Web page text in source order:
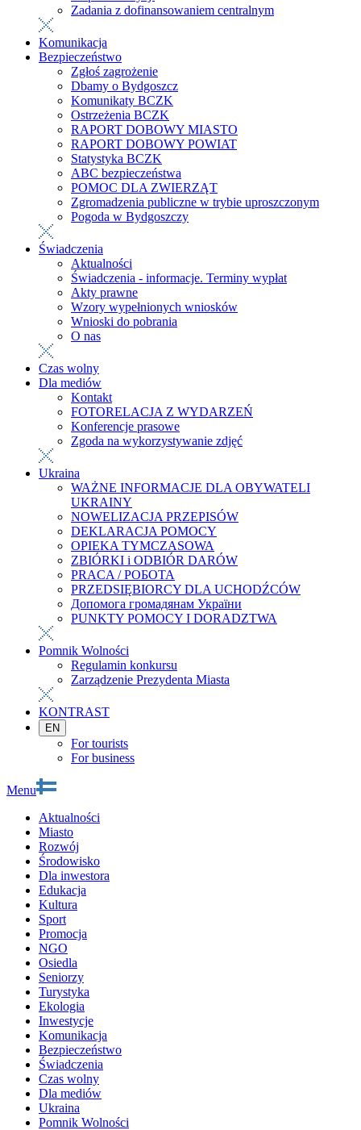
Zadania z dofinansowaniem centralnym
Komunikacja
Bezpieczeństwo
Zgłoś zagrożenie
Dbamy o Bydgoszcz
Komunikaty BCZK
Ostrzeżenia BCZK
RAPORT DOBOWY MIASTO
RAPORT DOBOWY POWIAT
Statystyka BCZK
ABC bezpieczeństwa
POMOC DLA ZWIERZĄT
Zgromadzenia publiczne w trybie uproszczonym
Pogoda w Bydgoszczy
Świadczenia
Aktualności
Świadczenia - informacje. Terminy wypłat
Akty prawne
Wzory wypełnionych wniosków
Wnioski do pobrania
O nas
Czas wolny
Dla mediów
Kontakt
FOTORELACJA Z WYDARZEŃ
Konferencje prasowe
Zgoda na wykorzystywanie zdjęć
Ukraina
WAŻNE INFORMACJE DLA OBYWATELI
UKRAINY
NOWELIZACJA PRZEPISÓW
DEKLARACJA POMOCY
OPIEKA TYMCZASOWA
ZBIÓRKI i ODBIÓR DARÓW
PRACA / РОБОТА
PRZEDSIĘBIORCY DLA UCHODŹCÓW
Допомога громадянам України
PUNKTY POMOCY I DORADZTWA
Pomnik Wolności
Regulamin konkursu
Zarządzenie Prezydenta Miasta
KONTRAST
EN
For tourists
For business
Menu
Aktualności
Miasto
Rozwój
Środowisko
Dla inwestora
Edukacja
Kultura
Sport
Promocja
NGO
Osiedla
Seniorzy
Turystyka
Ekologia
Inwestycje
Komunikacja
Bezpieczeństwo
Świadczenia
Czas wolny
Dla mediów
Ukraina
Pomnik Wolności